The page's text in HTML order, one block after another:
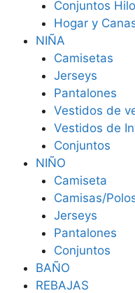
Conjuntos
Hogar y
NIÑA
Camisetas
Jerseys
Pantalones
Vestidos de
Vestidos de
Conjuntos
NIÑO
Camiseta
Camisas/
Jerseys
Pantalones
Conjuntos
BAÑO
REBAJAS